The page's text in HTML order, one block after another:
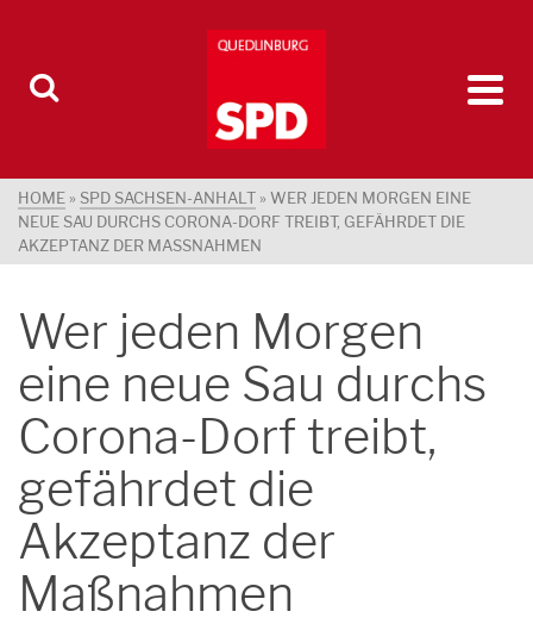
HOME » SPD SACHSEN-ANHALT » WER JEDEN MORGEN EINE
NEUE SAU DURCHS CORONA-DORF TREIBT, GEFÄHRDET DIE
AKZEPTANZ DER MASSNAHMEN
Wer jeden Morgen
eine neue Sau durchs
Corona-Dorf treibt,
gefährdet die
Akzeptanz der
Maßnahmen